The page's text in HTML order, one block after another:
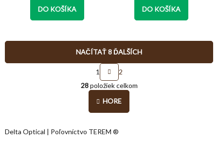
z
5
DO KOŠÍKA
z
5
DO KOŠÍKA
O
v
l
c
NAČÍTAŤ 8 ĎALŠÍCH
S
t
r
á
n
a
1
2
28položiek celkom
HORE
Delta Optical | Poľovníctvo TEREM ®